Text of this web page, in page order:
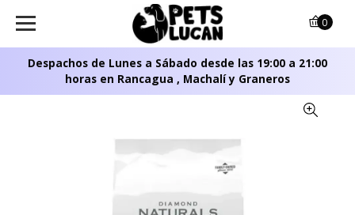
Despachos de Lunes a Sábado desde las 19:00 a 21:00
horas en Rancagua , Machalí y Graneros
0